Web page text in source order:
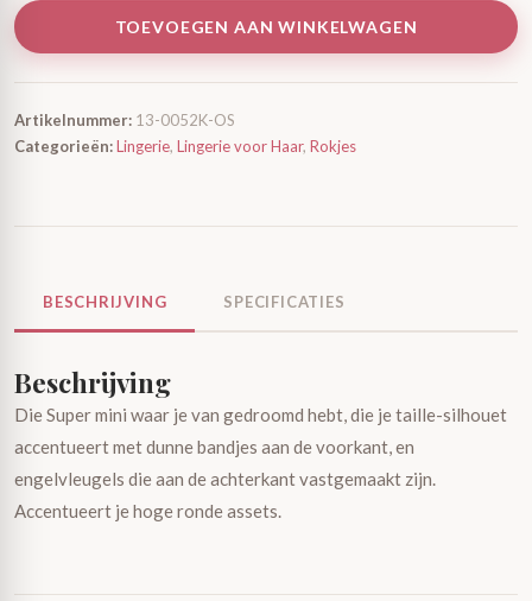
TOEVOEGEN AAN WINKELWAGEN
Artikelnummer: 13-0052K-OS
Categorieën:Lingerie, Lingerie voor Haar, Rokjes
BESCHRIJVING SPECIFICATIES
Beschrijving
Die Super mini waar je van gedroomd hebt, die je taille-silhouet
accentueert met dunne bandjes aan de voorkant, en
engelvleugels die aan de achterkant vastgemaakt zijn.
Accentueert je hoge ronde assets.